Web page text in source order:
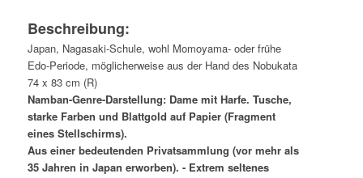
Beschreibung:
Japan, Nagasaki-Schule, wohl Momoyama- oder frühe
Edo-Periode, möglicherweise aus der Hand des Nobukata
74 x 83 cm (R)
Namban-Genre-Darstellung: Dame mit Harfe. Tusche,
starke Farben und Blattgold auf Papier (Fragment
eines Stellschirms).
Aus einer bedeutenden Privatsammlung (vor mehr als
35 Jahren in Japan erworben). - Extrem seltenes